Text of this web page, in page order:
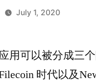
July 1, 2020
用可以被分成三个
时代以及